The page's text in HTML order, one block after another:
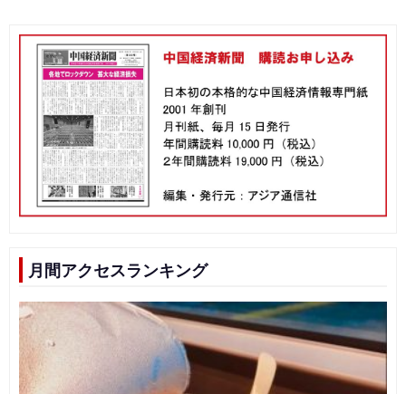
月間アクセスランキング